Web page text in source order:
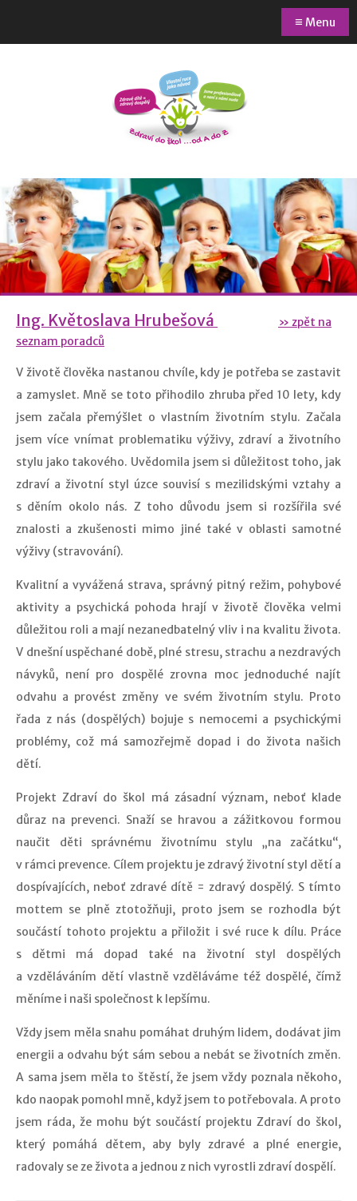
≡ Menu
Ing. Květoslava Hrubešová
» zpět na
seznam poradců
V životě člověka nastanou chvíle, kdy je potřeba se zastavit
a zamyslet. Mně se toto přihodilo zhruba před 10 lety, kdy
jsem začala přemýšlet o vlastním životním stylu. Začala
jsem více vnímat problematiku výživy, zdraví a životního
stylu jako takového. Uvědomila jsem si důležitost toho, jak
zdraví a životní styl úzce souvisí s mezilidskými vztahy a
s děním okolo nás. Z toho důvodu jsem si rozšířila své
znalosti a zkušenosti mimo jiné také v oblasti samotné
výživy (stravování).
Kvalitní a vyvážená strava, správný pitný režim, pohybové
aktivity a psychická pohoda hrají v životě člověka velmi
důležitou roli a mají nezanedbatelný vliv i na kvalitu života.
V dnešní uspěchané době, plné stresu, strachu a nezdravých
návyků, není pro dospělé zrovna moc jednoduché najít
odvahu a provést změny ve svém životním stylu. Proto
řada z nás (dospělých) bojuje s nemocemi a psychickými
problémy, což má samozřejmě dopad i do života našich
dětí.
Projekt Zdraví do škol má zásadní význam, neboť klade
důraz na prevenci. Snaží se hravou a zážitkovou formou
naučit děti správnému životnímu stylu „na začátku“,
v rámci prevence. Cílem projektu je zdravý životní styl dětí a
dospívajících, neboť zdravé dítě = zdravý dospělý. S tímto
mottem se plně ztotožňuji, proto jsem se rozhodla být
součástí tohoto projektu a přiložit i své ruce k dílu. Práce
s dětmi má dopad také na životní styl dospělých
a vzděláváním dětí vlastně vzděláváme též dospělé, čímž
měníme i naši společnost k lepšímu.
Vždy jsem měla snahu pomáhat druhým lidem, dodávat jim
energii a odvahu být sám sebou a nebát se životních změn.
A sama jsem měla to štěstí, že jsem vždy poznala někoho,
kdo naopak pomohl mně, když jsem to potřebovala. A proto
jsem ráda, že mohu být součástí projektu Zdraví do škol,
který pomáhá dětem, aby byly zdravé a plné energie,
radovaly se ze života a jednou z nich vyrostli zdraví dospělí.